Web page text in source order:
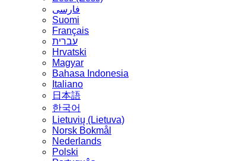
فارسی
Suomi
Français
עברית
Hrvatski
Magyar
Bahasa Indonesia
Italiano
日本語
한국어
Lietuvių (Lietuva)
‪Norsk Bokmål‬
Nederlands
Polski